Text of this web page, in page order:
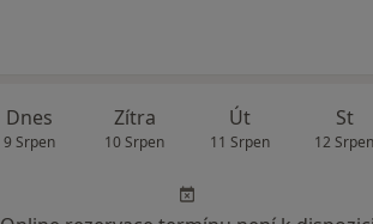
Dnes
9 Srpen
Zítra
10 Srpen
Út
11 Srpen
St
12 Srpen